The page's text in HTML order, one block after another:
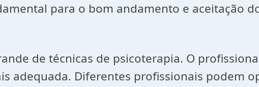
para o bom andamento e aceitação
de técnicas de psicoterapia. O
adequada. Diferentes profissionais podem